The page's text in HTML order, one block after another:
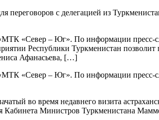
с делегацией из
«Север – Юг». По информации пресс-
Республики Туркменистан позволит
Афанасьева, […]
«Север – Юг». По информации пресс-
во время недавнего визита
Кабинета Министров Туркменистана